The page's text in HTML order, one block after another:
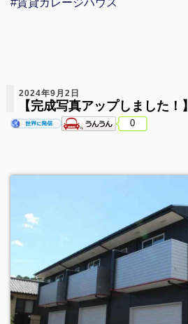
#賃貸ガレージハウス
2024年9月2日
【完成写真アップしました！】
0